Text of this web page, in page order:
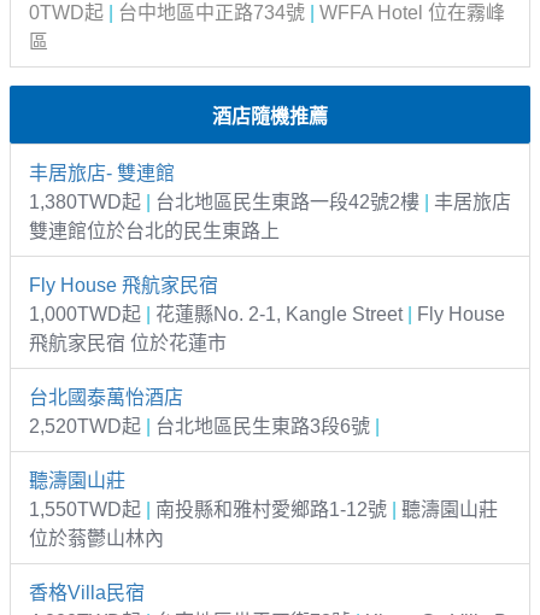
0TWD起
台中地區中正路734號
WFFA Hotel 位在霧峰
區
酒店隨機推薦
丰居旅店- 雙連館
1,380TWD起
台北地區民生東路一段42號2樓
丰居旅店
雙連館位於台北的民生東路上
Fly House 飛航家民宿
1,000TWD起
花蓮縣No. 2-1, Kangle Street
Fly House
飛航家民宿 位於花蓮市
台北國泰萬怡酒店
2,520TWD起
台北地區民生東路3段6號
聽濤園山莊
1,550TWD起
南投縣和雅村愛鄉路1-12號
聽濤園山莊
位於蓊鬱山林內
香格Villa民宿